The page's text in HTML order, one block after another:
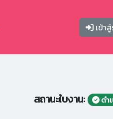
เข้าสู่
สถานะใบงาน: ดำ